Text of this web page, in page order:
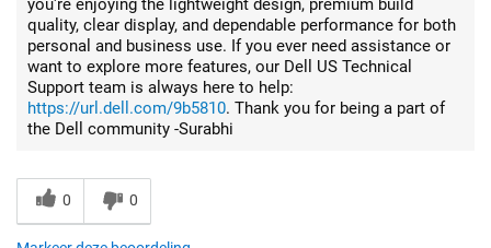
you're enjoying the lightweight design, premium build
quality, clear display, and dependable performance for both
personal and business use. If you ever need assistance or
want to explore more features, our Dell US Technical
Support team is always here to help:
https://url.dell.com/9b5810. Thank you for being a part of
the Dell community -Surabhi
0 0